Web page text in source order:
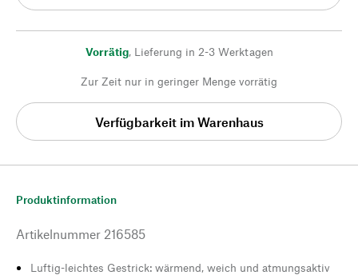
Vorrätig, Lieferung in 2-3 Werktagen
Zur Zeit nur in geringer Menge vorrätig
Verfügbarkeit im Warenhaus
Produktinformation
Artikelnummer 216585
Luftig-leichtes Gestrick: wärmend, weich und atmungsaktiv